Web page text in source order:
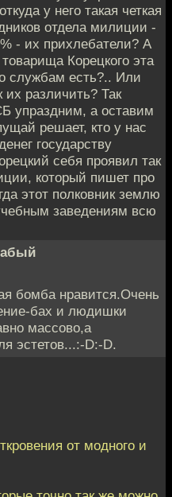
у него такая четкая
отдела милиции -
- их прихлебатели? А
Корецкого эта
службам есть?.. Или
их различить? Так
упраздним, а оставим
решает, кто у нас
государству
себя проявил так
который пишет про
этот полковник землю
заведениям всю
бомба нравится.Очень
бах и людишки
массово,а
эстетов...:-D:-D.
от модного и